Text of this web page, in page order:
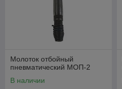
Молоток отбойный
пневматический МОП-2
В наличии